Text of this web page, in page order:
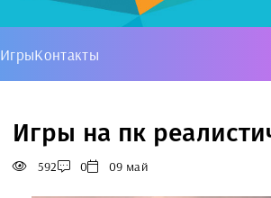
ИгрыКонтакты
Игры на пк
592 0 09 май